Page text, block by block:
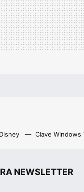
Clave Windows
NEWSLETTER